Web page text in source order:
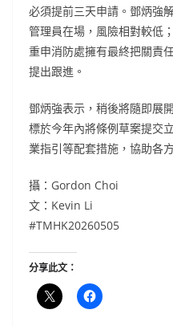
必須提前三天申請。鄧炳強
管理員在場，風險相對較低
重申消防處擁有最終把關責
提出跟進。
鄧炳強表示，稍後將隨即展
標於今年內將條例草案提交
業指引等配套措施，協助各
攝：Gordon Choi
文：Kevin Li
#TMHK20260505
分享此文：